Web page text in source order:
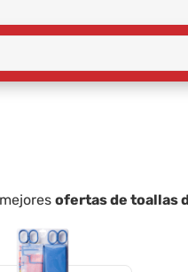
ofertas de toallas